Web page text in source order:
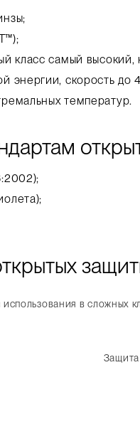
класс самый
энергии, скорость до
температур.
использования в сложных